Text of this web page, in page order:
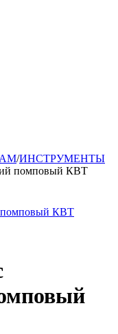
/ИНСТРУМЕНТЫ
помповый КВТ